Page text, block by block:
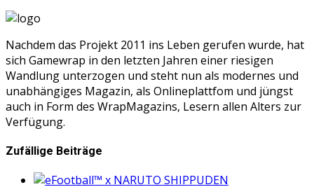
Nachdem das Projekt 2011 ins Leben gerufen wurde, hat
sich Gamewrap in den letzten Jahren einer riesigen
Wandlung unterzogen und steht nun als modernes und
unabhängiges Magazin, als Onlineplattfom und jüngst
auch in Form des WrapMagazins, Lesern allen Alters zur
Verfügung.
Zufällige Beiträge